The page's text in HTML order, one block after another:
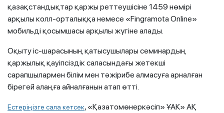
қазақстандықтар қаржы реттеушісіне 1459 нөмірі
арқылы колл-орталыққа немесе «Fingramota Online»
мобильді қосымшасы арқылы жүгіне алады.
Оқыту іс-шарасының қатысушылары семинардың
қаржылық қауіпсіздік саласындағы жетекші
сарапшылармен білім мен тәжірибе алмасуға арналған
бірегей алаңға айналғанын атап өтті.
Естеріңізге сала кетсек, «Қазатомөнеркәсіп» ҰАК» АҚ